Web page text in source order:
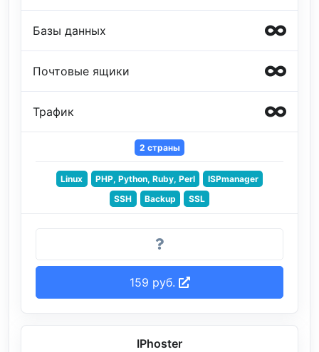
Базы данных
Почтовые ящики
Трафик
2 страны
Linux PHP, Python, Ruby, Perl
ISPmanager
SSH
Backup SSL
159 руб.
IPhoster